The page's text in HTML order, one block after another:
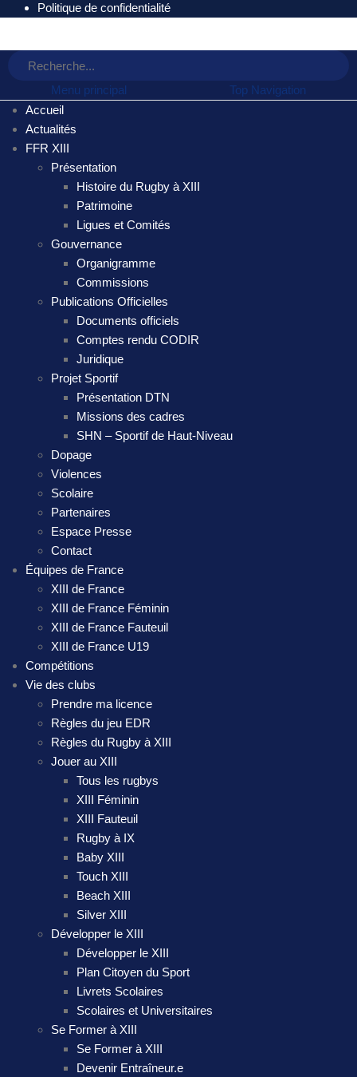
Politique de confidentialité
Menu principal
Top Navigation
Accueil
Actualités
FFR XIII
Présentation
Histoire du Rugby à XIII
Patrimoine
Ligues et Comités
Gouvernance
Organigramme
Commissions
Publications Officielles
Documents officiels
Comptes rendu CODIR
Juridique
Projet Sportif
Présentation DTN
Missions des cadres
SHN – Sportif de Haut-Niveau
Dopage
Violences
Scolaire
Partenaires
Espace Presse
Contact
Équipes de France
XIII de France
XIII de France Féminin
XIII de France Fauteuil
XIII de France U19
Compétitions
Vie des clubs
Prendre ma licence
Règles du jeu EDR
Règles du Rugby à XIII
Jouer au XIII
Tous les rugbys
XIII Féminin
XIII Fauteuil
Rugby à IX
Baby XIII
Touch XIII
Beach XIII
Silver XIII
Développer le XIII
Développer le XIII
Plan Citoyen du Sport
Livrets Scolaires
Scolaires et Universitaires
Se Former à XIII
Se Former à XIII
Devenir Entraîneur.e